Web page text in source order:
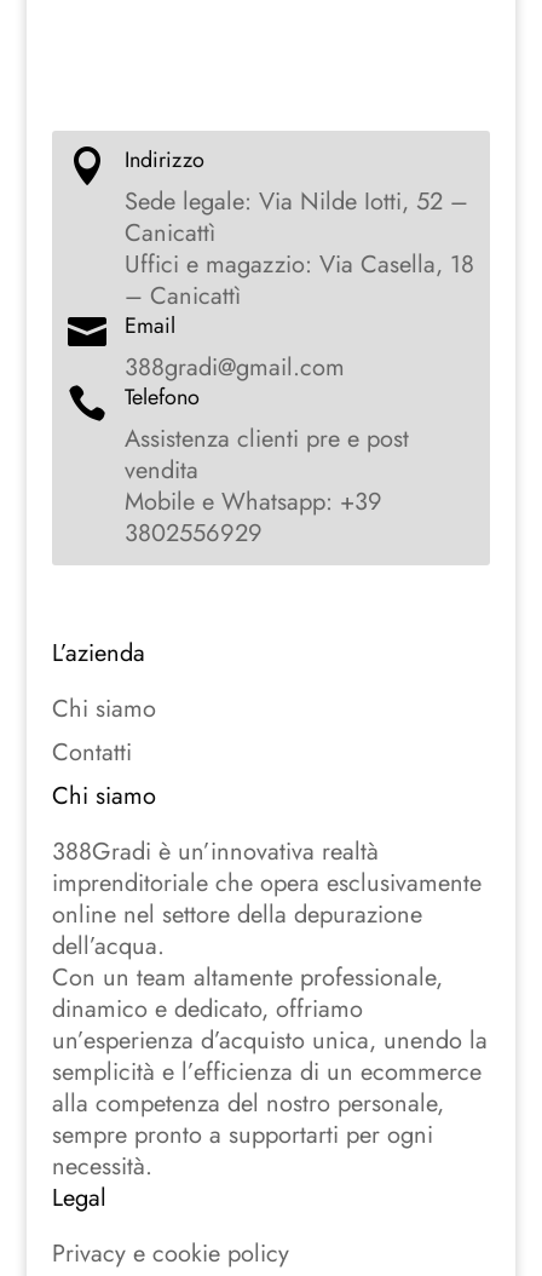
 Indirizzo
Sede legale: Via Nilde Iotti, 52 –
Canicattì
Uffici e magazzio: Via Casella, 18
– Canicattì
 Email
388gradi@gmail.com
 Telefono
Assistenza clienti pre e post
vendita
Mobile e Whatsapp: +39
3802556929
L’azienda
Chi siamo
Contatti
Chi siamo
388Gradi è un’innovativa realtà
imprenditoriale che opera esclusivamente
online nel settore della depurazione
dell’acqua.
Con un team altamente professionale,
dinamico e dedicato, offriamo
un’esperienza d’acquisto unica, unendo la
semplicità e l’efficienza di un ecommerce
alla competenza del nostro personale,
sempre pronto a supportarti per ogni
necessità.
Legal
Privacy e cookie policy